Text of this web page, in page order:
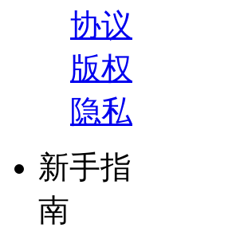
协议
版权
隐私
新手指
南